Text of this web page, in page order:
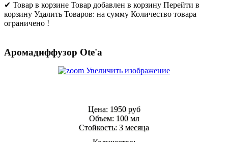
✔ Товар в корзине Товар добавлен в корзину Перейти в
корзину Удалить Товаров: на сумму Количество товара
ограничено !
Аромадиффузор Ote'a
Увеличить изображение
Цена: 1950 руб
Объем: 100 мл
Стойкость: 3 месяца